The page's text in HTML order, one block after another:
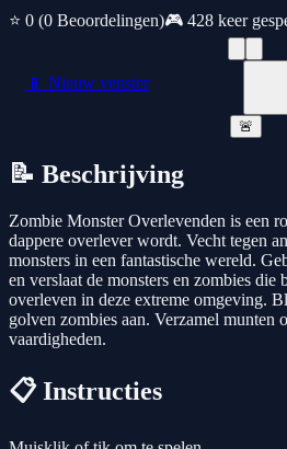
⭐ 0 (0 Beoordelingen)🎮 428 keer
📱 Nieuw venster
🚨
📝 Beschrijving
Zombie Monster Overlevenden is een
dappere overlever wordt. Vecht tegen
monsters in een fantastische wereld.
en verslaat de monsters en zombies die
overleven in deze extreme omgeving.
golven zombies aan. Verzamel munten
vaardigheden.
📋 Instructies